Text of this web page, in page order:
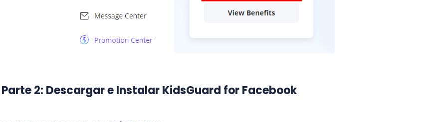
Parte 2: Descargar e Instalar KidsGuard for Facebook